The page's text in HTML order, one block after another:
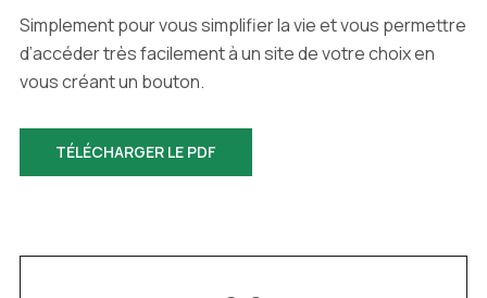
Simplement pour vous simplifier la vie et vous permettre
d’accéder très facilement à un site de votre choix en
vous créant un bouton.
TÉLÉCHARGER LE PDF